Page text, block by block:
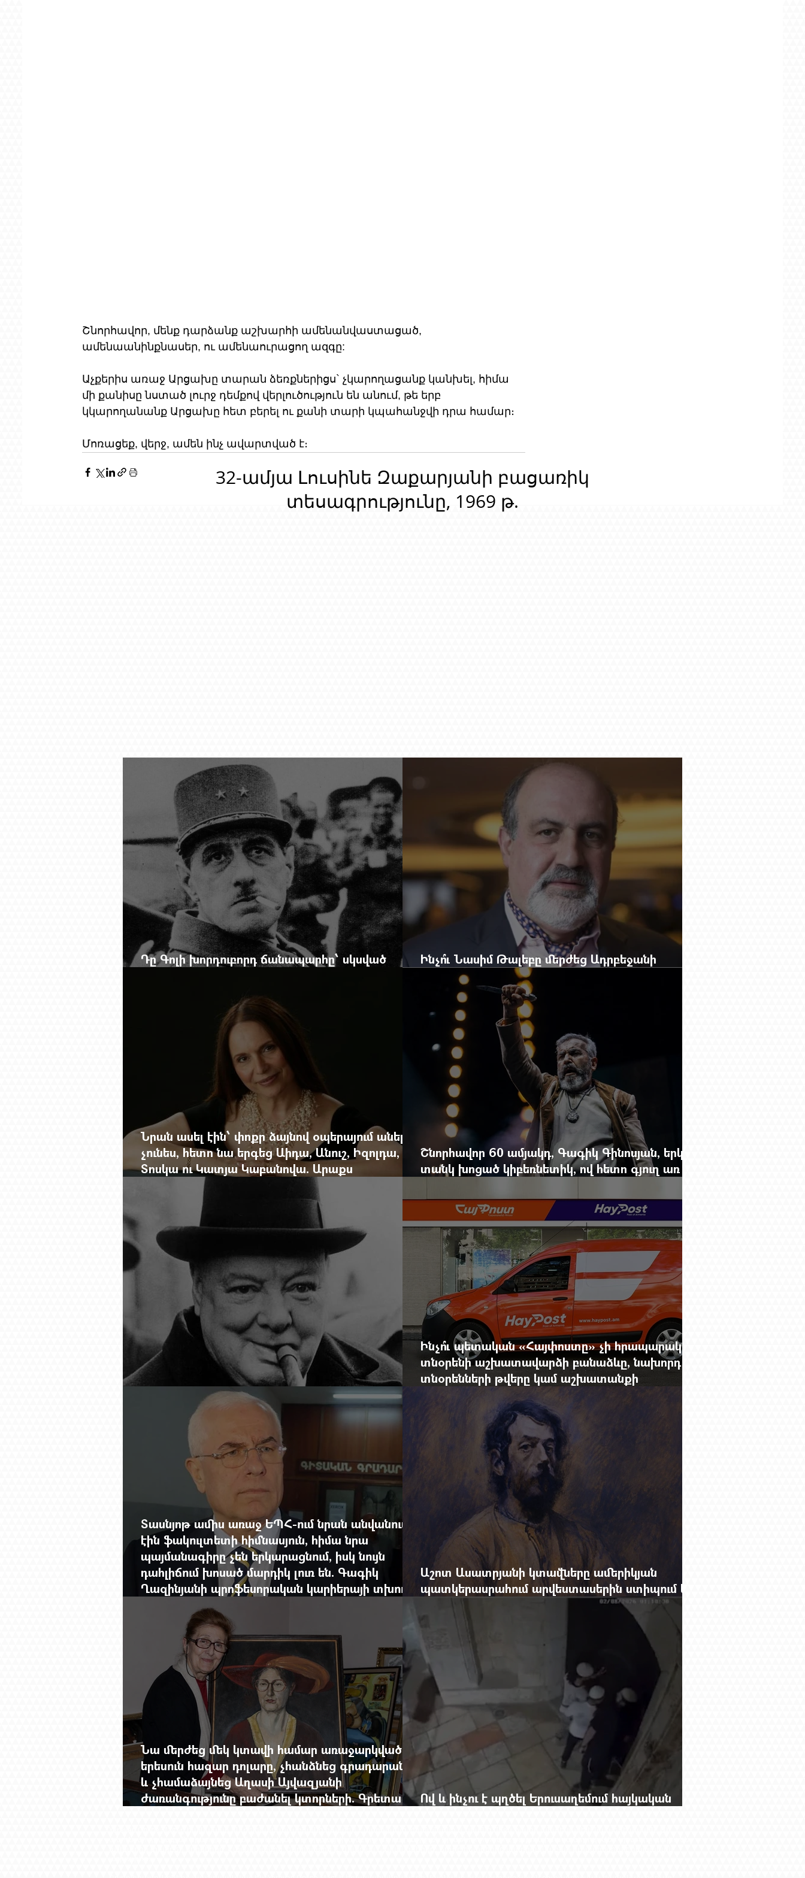
Շնորհավոր, մենք դարձանք աշխարհի ամենանվաստացած,
ամենաանինքնասեր, ու ամենաուրացող ազգը:
Աչքերիս առաջ Արցախը տարան ձեռքներիցս` չկարողացանք կանխել, հիմա
մի քանիսը նստած լուրջ դեմքով վերլուծություն են անում, թե երբ
կկարողանանք Արցախը հետ բերել ու քանի տարի կպահանջվի դրա համար։
Մոռացեք, վերջ, ամեն ինչ ավարտված է։
32-ամյա Լուսինե Զաքարյանի բացառիկ
տեսագրությունը, 1969 թ.
Դը Գոլի խորդուբորդ ճանապարհը՝ սկսված
Ինչո՞ւ Նասիմ Թալեբը մերժեց Ադրբեջանի
հրավերքը և պաշտպանեց Ռուբեն Վարդանյանին
Նրան ասել էին՝ փոքր ձայնով օպերայում անելիք
չունես, հետո նա երգեց Աիդա, Անուշ, Իզոլդա,
Տոսկա ու Կատյա Կաբանովա. Արաքս
Մանսուրյանը 80 տարեկան է
Շնորհավոր 60 ամյակդ, Գագիկ Գինոսյան, երկու
տանկ խոցած կիբեռնետիկ, ով հետո գյուղ առ
Չերչիլն ու հայերը
Ինչո՞ւ պետական «Հայփոստը» չի հրապարակում
տնօրենի աշխատավարձի բանաձևը, նախորդ
տնօրենների թվերը կամ աշխատանքի
արդյունքով վարձատրությունը փոխելու կանոնը
Տասնյոթ ամիս առաջ ԵՊՀ-ում նրան անվանում
էին ֆակուլտետի հիմնասյուն, հիմա նրա
պայմանագիրը չեն երկարացնում, իսկ նույն
դահլիճում խոսած մարդիկ լուռ են. Գագիկ
Ղազինյանի պրոֆեսորական կարիերայի տխուր
Աշոտ Ասատրյանի կտավները ամերիկյան
պատկերասրահում արվեստասերին ստիպում են
Նա մերժեց մեկ կտավի համար առաջարկված
երեսուն հազար դոլարը, չհանձնեց գրադարանը
և չհամաձայնեց Աղասի Այվազյանի
ժառանգությունը բաժանել կտորների. Գրետա
Ով և ինչու է պղծել Երուսաղեմում հայկական